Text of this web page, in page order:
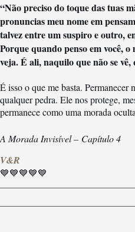
“Não preciso do toque das tuas
pronuncias meu nome em
talvez entre um suspiro e outro,
Porque quando penso em você,
veja. É ali, naquilo que não se
É isso o que me basta.
qualquer pedra. Ele nos protege,
permanece como uma morada
A Morada Invisível – Capítulo 4
V&R
💙💙💙💙💙